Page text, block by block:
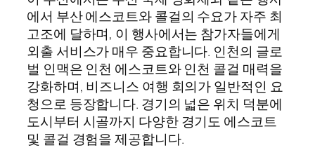
에서 부산 에스코트와 콜걸의 수요가 자주 최
고조에 달하며, 이 행사에서는 참가자들에게
외출 서비스가 매우 중요합니다. 인천의 글로
벌 인맥은 인천 에스코트와 인천 콜걸 매력을
강화하며, 비즈니스 여행 회의가 일반적인 요
청으로 등장합니다. 경기의 넓은 위치 덕분에
도시부터 시골까지 다양한 경기도 에스코트
및 콜걸 경험을 제공합니다.